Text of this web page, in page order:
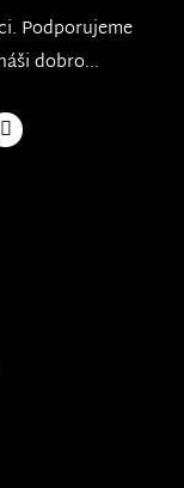
Podporujeme
dobro...